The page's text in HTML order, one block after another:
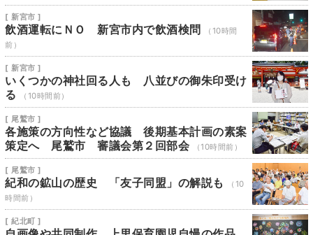
[ 新宮市 ]
飲酒運転にＮＯ 新宮市内で飲酒検問
（10時間
前）
[ 新宮市 ]
いくつかの神社回る人も 八並びの御朱印受け
る
（10時間前）
[ 尾鷲市 ]
各施策の方向性など協議 後期基本計画の素案
策定へ 尾鷲市 審議会第２回部会
（10時間前）
[ 尾鷲市 ]
紀和の鉱山の歴史 「友子同盟」の解説も
（10
時間前）
[ 紀北町 ]